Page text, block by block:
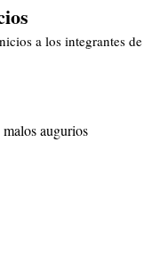
a los integrantes de